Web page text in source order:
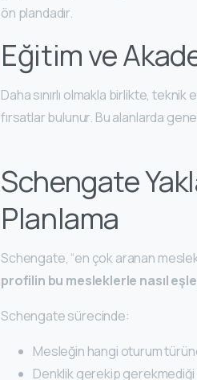
ön plandadır.
Eğitim ve
Daha sınırlı olmakla birlikte, teknik
fırsatlar bulunur. Bu alanlarda
Schengate
Planlama
Schengate, “en çok aranan
profilin bu mesleklerle nasıl
Schengate sürecinde:
Mesleğin hangi oturum
Denklik gerekip gerekmediği